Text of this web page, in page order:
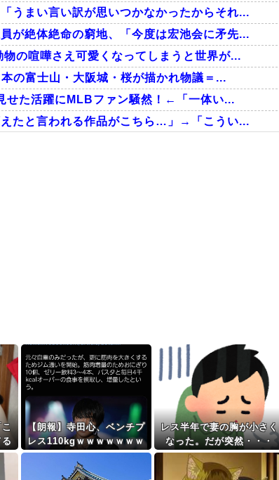
うまい言い訳が思いつかなかったからそれ...
が絶体絶命の窮地、「今度は宏池会に矛先...
の喧嘩さえ可愛くなってしまうと世界が...
の富士山・大阪城・桜が描かれ物議＝...
せた活躍にMLBファン騒然！←「一体い...
たと言われる作品がこちら…」→「こうい...
こ
【朗報】寺田心、ベンチプ
レス110kgｗｗｗｗｗｗｗ
ｗ
レス半年で妻の胸が小さく
なった。だが突然・・・